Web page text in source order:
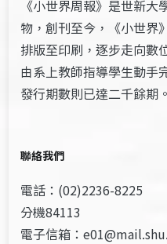
《小世界周報》是世新
物，創刊至今，《小世界
排版至印刷，逐步走向數
由系上教師指導學生動手
發行期數則已達二千餘期。
聯絡我們
電話：(02)2236-8225
分機84113
電子信箱：